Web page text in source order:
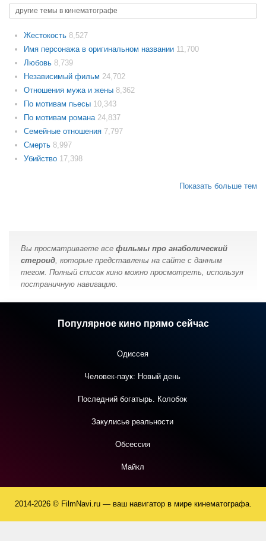
другие темы в кинематографе
Жестокость 8,527
Имя персонажа в оригинальном названии 11,700
Любовь 8,739
Независимый фильм 24,702
Отношения мужа и жены 8,362
По мотивам пьесы 10,343
По мотивам романа 24,837
Семейные отношения 7,797
Смерть 8,997
Убийство 17,398
Показать больше тем
Вы просматриваете все фильмы про анаболический
стероид, которые представлены на сайте с данным
тегом. Полный список кино можно просмотреть, используя
постраничную навигацию.
Популярное кино прямо сейчас
Одиссея
Человек-паук: Новый день
Последний богатырь. Колобок
Закулисье реальности
Обсессия
Майкл
2014-2026 © FilmNavi.ru — ваш навигатор в мире кинематографа.